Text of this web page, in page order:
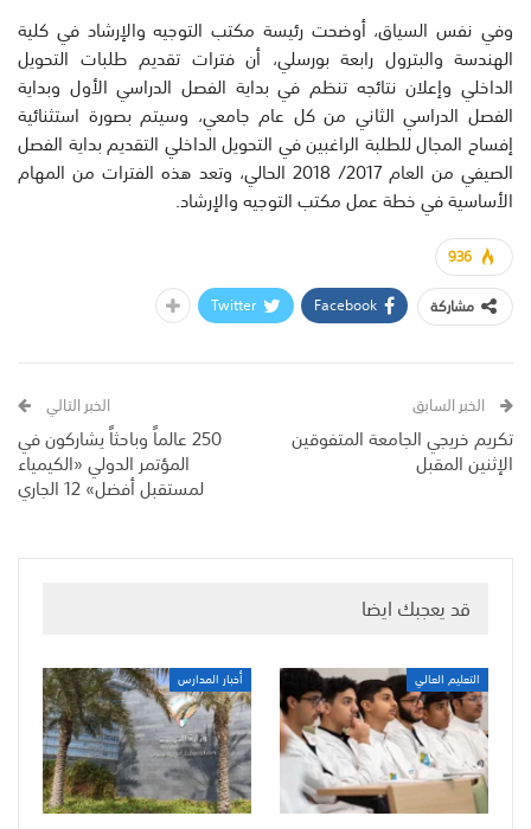
وفي نفس السياق، أوضحت رئيسة مكتب التوجيه والإرشاد في كلية
الهندسة والبترول رابعة بورسلي، أن فترات تقديم طلبات التحويل
الداخلي وإعلان نتائجه تنظم في بداية الفصل الدراسي الأول وبداية
الفصل الدراسي الثاني من كل عام جامعي، وسيتم بصورة استثنائية
إفساح المجال للطلبة الراغبين في التحويل الداخلي التقديم بداية الفصل
الصيفي من العام 2017/ 2018 الحالي، وتعد هذه الفترات من المهام
الأساسية في خطة عمل مكتب التوجيه والإرشاد.
936
مشاركة
Facebook
Twitter
الخبر السابق
تكريم خريجي الجامعة المتفوقين
الإثنين المقبل
الخبر التالي
250 عالماً وباحثاً يشاركون في
المؤتمر الدولي «الكيمياء
لمستقبل أفضل» 12 الجاري
قد يعجبك ايضا
التعليم العالي أخبار المدارس